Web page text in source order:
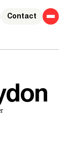
Contact